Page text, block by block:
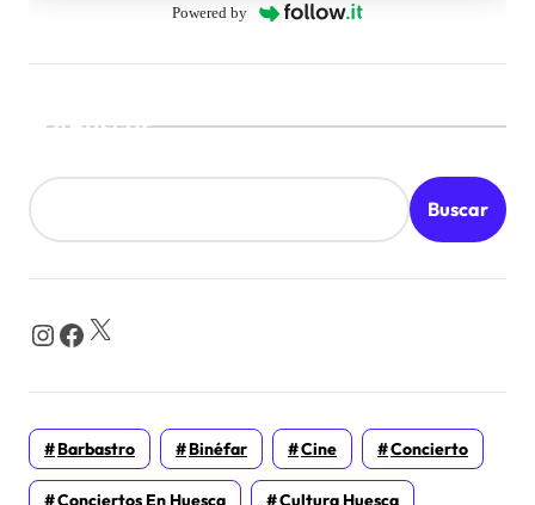
Powered by
Buscar
Buscar
InstagramFacebook X
Barbastro Binéfar Cine Concierto
Conciertos En Huesca Cultura Huesca